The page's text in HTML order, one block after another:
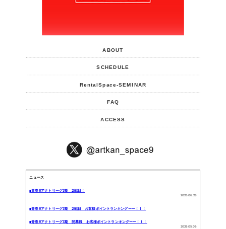
ABOUT
SCHEDULE
RentalSpace-SEMINAR
FAQ
ACCESS
ニュース
■青春!!アクトリーグ3期 2戦目！
2026.06.28
■青春!!アクトリーグ3期 2戦目 お客様ポイントランキングーー！！！
■青春!!アクトリーグ3期 開幕戦 お客様ポイントランキングーー！！！
2026.05.06